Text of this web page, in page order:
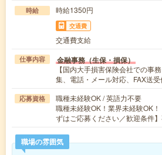
時給 時給1350円
交通費
交通費支給
仕事内容 金融事務（生保・損保）
【国内大手損害保険会社での事
集、電話・メール対応、FAX送
応募資格
職種未経験OK / 英語力不要
職種未経験OK！業界未経験OK
ずはご応募ください／歓迎条件
職場の雰囲気